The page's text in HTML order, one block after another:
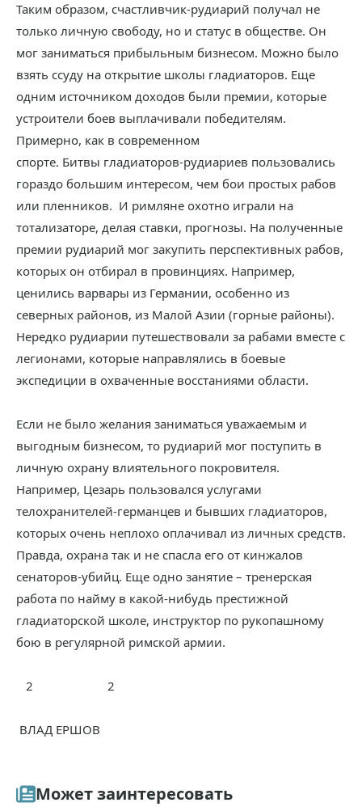
Таким образом, счастливчик-рудиарий получал не
только личную свободу, но и статус в обществе. Он
мог заниматься прибыльным бизнесом. Можно было
взять ссуду на открытие школы гладиаторов. Еще
одним источником доходов были премии, которые
устроители боев выплачивали победителям.
Примерно, как в современном
спорте. Битвы гладиаторов-рудиариев пользовались
гораздо большим интересом, чем бои простых рабов
или пленников. И римляне охотно играли на
тотализаторе, делая ставки, прогнозы. На полученные
премии рудиарий мог закупить перспективных рабов,
которых он отбирал в провинциях. Например,
ценились варвары из Германии, особенно из
северных районов, из Малой Азии (горные районы).
Нередко рудиарии путешествовали за рабами вместе с
легионами, которые направлялись в боевые
экспедиции в охваченные восстаниями области.
Если не было желания заниматься уважаемым и
выгодным бизнесом, то рудиарий мог поступить в
личную охрану влиятельного покровителя.
Например, Цезарь пользовался услугами
телохранителей-германцев и бывших гладиаторов,
которых очень неплохо оплачивал из личных средств.
Правда, охрана так и не спасла его от кинжалов
сенаторов-убийц. Еще одно занятие – тренерская
работа по найму в какой-нибудь престижной
гладиаторской школе, инструктор по рукопашному
бою в регулярной римской армии.
2 2
ВЛАД ЕРШОВ
Может заинтересовать